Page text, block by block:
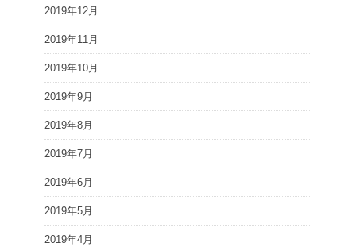
2019年12月
2019年11月
2019年10月
2019年9月
2019年8月
2019年7月
2019年6月
2019年5月
2019年4月